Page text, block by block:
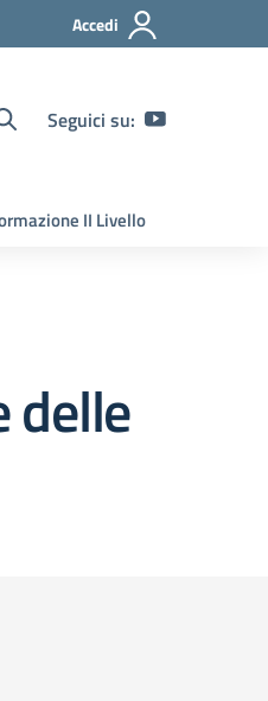
Accedi
Seguici su:
II Livello
delle